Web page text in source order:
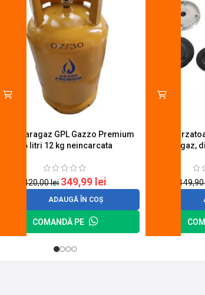
Butelie aragaz GPL Gazzo Premium
26 litri 12 kg neincarcata
420,00lei 349,99 lei
ADAUGĂ ÎN COȘ
COMANDĂ PE
Set 4
aragaz,